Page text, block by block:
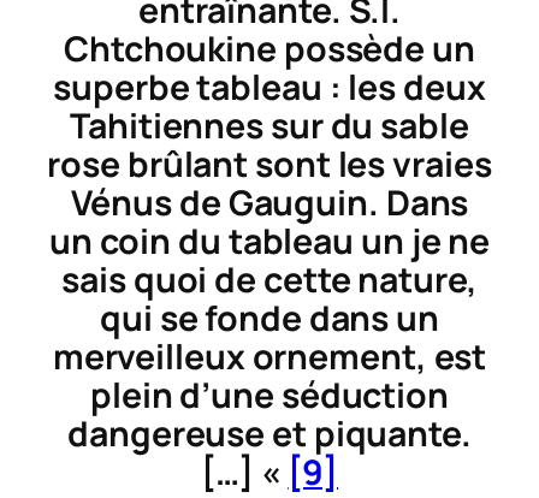
entraînante. S.I.
Chtchoukine possède un
superbe tableau : les deux
Tahitiennes sur du sable
rose brûlant sont les vraies
Vénus de Gauguin. Dans
un coin du tableau un je ne
sais quoi de cette nature,
qui se fonde dans un
merveilleux ornement, est
plein d’une séduction
dangereuse et piquante.
[…] « [9]